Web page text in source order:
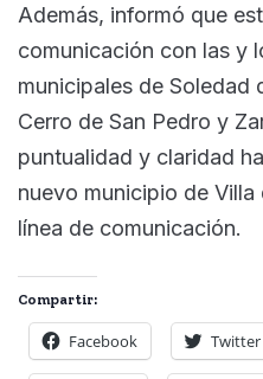
Además, informó que
comunicación con las y
municipales de Soledad
Cerro de San Pedro y
puntualidad y claridad
nuevo municipio de
línea de comunicación.
Compartir:
Facebook Twitter